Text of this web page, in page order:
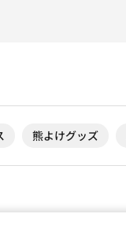
熊よけグッズ